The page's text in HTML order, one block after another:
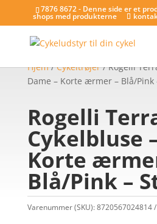
7876 8672 - Denne side er et
shops med produkterne
Hjem/Cykeltrøjer/ Rogelli
Dame – Korte ærmer – Blå/Pink
Rogelli
Cykelbluse
Korte
Blå/Pink –
Varenummer (SKU):8720567024814